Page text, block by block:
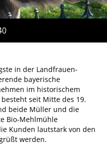
in der Landfrauen-
bayerische
im historischem
seit Mitte des 19.
beide Müller und die
Bio-Mehlmühle
Kunden lautstark von den
werden.